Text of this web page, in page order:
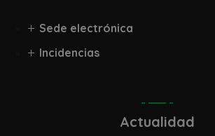
Sede electrónica
Incidencias
Actualidad